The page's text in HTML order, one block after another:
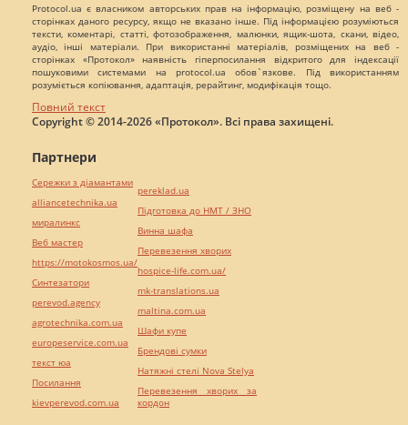
Protocol.ua є власником авторських прав на інформацію, розміщену на веб -
сторінках даного ресурсу, якщо не вказано інше. Під інформацією розуміються
тексти, коментарі, статті, фотозображення, малюнки, ящик-шота, скани, відео,
аудіо, інші матеріали. При використанні матеріалів, розміщених на веб -
сторінках «Протокол» наявність гіперпосилання відкритого для індексації
пошуковими системами на protocol.ua обов`язкове. Під використанням
розуміється копіювання, адаптація, рерайтинг, модифікація тощо.
Повний текст
Copyright © 2014-2026 «Протокол». Всі права захищені.
Партнери
Сережки з діамантами
alliancetechnika.ua
миралинкс
Веб мастер
https://motokosmos.ua/
Синтезатори
perevod.agency
agrotechnika.com.ua
europeservice.com.ua
текст юа
Посилання
kievperevod.com.ua
pereklad.ua
Підготовка до НМТ / ЗНО
Винна шафа
Перевезення хворих
hospice-life.com.ua/
mk-translations.ua
maltina.com.ua
Шафи купе
Брендові сумки
Натяжні стелі Nova Stelya
Перевезення хворих за
кордон